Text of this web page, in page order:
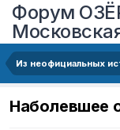
Форум
Из неофициальных
Наболевшее